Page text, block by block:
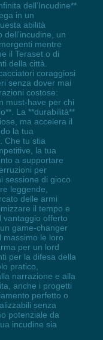
dell’Incudine**
in un
abilità
un
mentre
il Teraset o di
della città.
coraggiosi
senza dover mai
costose:
must-have per chi
La **durabilità**
ma accelera il
la tua
Che tu stia
la tua
a supportare
per
sessione di gioco
leggende,
delle armi
il tempo e
vantaggio offerto
game-changer
massimo le loro
per un lord
per la difesa della
pratico,
narrazione e alla
anche i progetti
perfetto o
senza
potenziale da
incudine sia